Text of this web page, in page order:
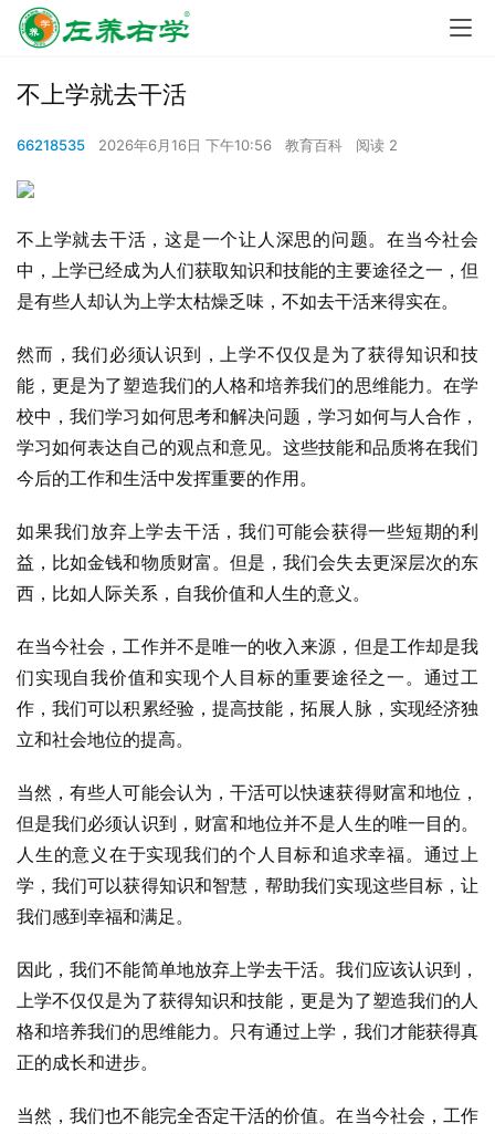
不上学就去干活
66218535 2026年6月16日 下午10:56 教育百科 阅读 2
不上学就去干活，这是一个让人深思的问题。在当今社会
中，上学已经成为人们获取知识和技能的主要途径之一，但
是有些人却认为上学太枯燥乏味，不如去干活来得实在。
然而，我们必须认识到，上学不仅仅是为了获得知识和技
能，更是为了塑造我们的人格和培养我们的思维能力。在学
校中，我们学习如何思考和解决问题，学习如何与人合作，
学习如何表达自己的观点和意见。这些技能和品质将在我们
今后的工作和生活中发挥重要的作用。
如果我们放弃上学去干活，我们可能会获得一些短期的利
益，比如金钱和物质财富。但是，我们会失去更深层次的东
西，比如人际关系，自我价值和人生的意义。
在当今社会，工作并不是唯一的收入来源，但是工作却是我
们实现自我价值和实现个人目标的重要途径之一。通过工
作，我们可以积累经验，提高技能，拓展人脉，实现经济独
立和社会地位的提高。
当然，有些人可能会认为，干活可以快速获得财富和地位，
但是我们必须认识到，财富和地位并不是人生的唯一目的。
人生的意义在于实现我们的个人目标和追求幸福。通过上
学，我们可以获得知识和智慧，帮助我们实现这些目标，让
我们感到幸福和满足。
因此，我们不能简单地放弃上学去干活。我们应该认识到，
上学不仅仅是为了获得知识和技能，更是为了塑造我们的人
格和培养我们的思维能力。只有通过上学，我们才能获得真
正的成长和进步。
当然，我们也不能完全否定干活的价值。在当今社会，工作